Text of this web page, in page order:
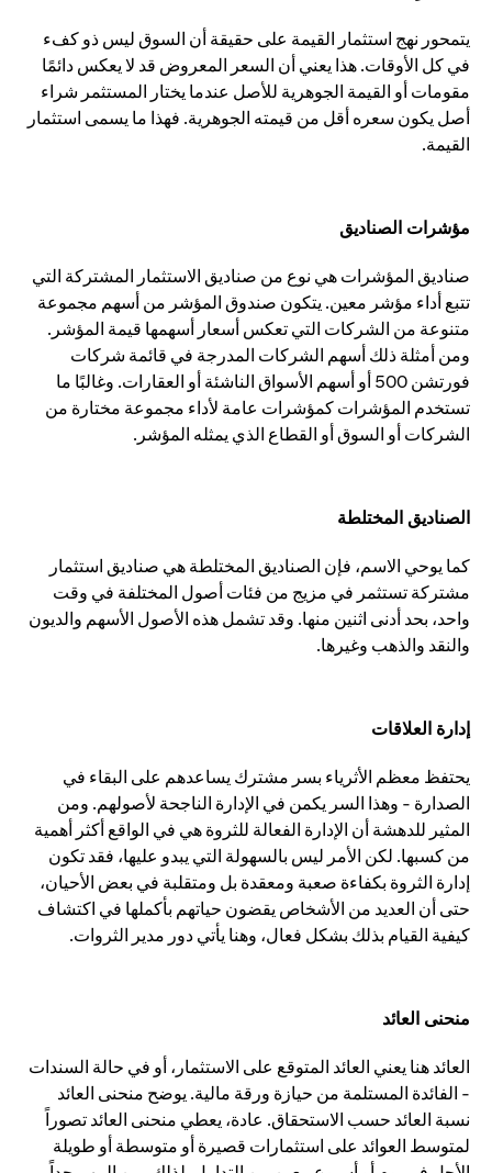
يتمحور نهج استثمار القيمة على حقيقة أن السوق ليس ذو كفء
في كل الأوقات. هذا يعني أن السعر المعروض قد لا يعكس دائمًا
مقومات أو القيمة الجوهرية للأصل عندما يختار المستثمر شراء
أصل يكون سعره أقل من قيمته الجوهرية. فهذا ما يسمى استثمار
القيمة.
مؤشرات الصناديق
صناديق المؤشرات هي نوع من صناديق الاستثمار المشتركة التي
تتبع أداء مؤشر معين. يتكون صندوق المؤشر من أسهم مجموعة
متنوعة من الشركات التي تعكس أسعار أسهمها قيمة المؤشر.
ومن أمثلة ذلك أسهم الشركات المدرجة في قائمة شركات
فورتشن 500 أو أسهم الأسواق الناشئة أو العقارات. وغالبًا ما
تستخدم المؤشرات كمؤشرات عامة لأداء مجموعة مختارة من
الشركات أو السوق أو القطاع الذي يمثله المؤشر.
الصناديق المختلطة
كما يوحي الاسم، فإن الصناديق المختلطة هي صناديق استثمار
مشتركة تستثمر في مزيج من فئات أصول المختلفة في وقت
واحد، بحد أدنى اثنين منها. وقد تشمل هذه الأصول الأسهم والديون
والنقد والذهب وغيرها.
إدارة العلاقات
يحتفظ معظم الأثرياء بسر مشترك يساعدهم على البقاء في
الصدارة - وهذا السر يكمن في الإدارة الناجحة لأصولهم. ومن
المثير للدهشة أن الإدارة الفعالة للثروة هي في الواقع أكثر أهمية
من كسبها. لكن الأمر ليس بالسهولة التي يبدو عليها، فقد تكون
إدارة الثروة بكفاءة صعبة ومعقدة بل ومتقلبة في بعض الأحيان،
حتى أن العديد من الأشخاص يقضون حياتهم بأكملها في اكتشاف
كيفية القيام بذلك بشكل فعال، وهنا يأتي دور مدير الثروات.
منحنى العائد
العائد هنا يعني العائد المتوقع على الاستثمار، أو في حالة السندات
- الفائدة المستلمة من حيازة ورقة مالية. يوضح منحنى العائد
نسبة العائد حسب الاستحقاق. عادة، يعطي منحنى العائد تصوراً
لمتوسط العوائد على استثمارات قصيرة أو متوسطة أو طويلة